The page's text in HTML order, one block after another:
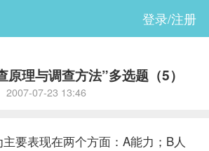
登录/注册
原理与调查方法”多选题（5）
2007-07-23 13:46
表现在两个方面：A能力；B人